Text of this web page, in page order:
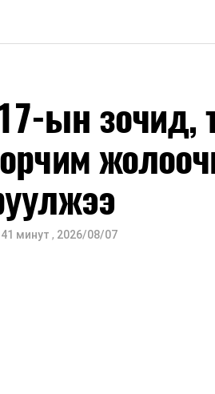
ын зочид,
41 минут , 2026/08/07